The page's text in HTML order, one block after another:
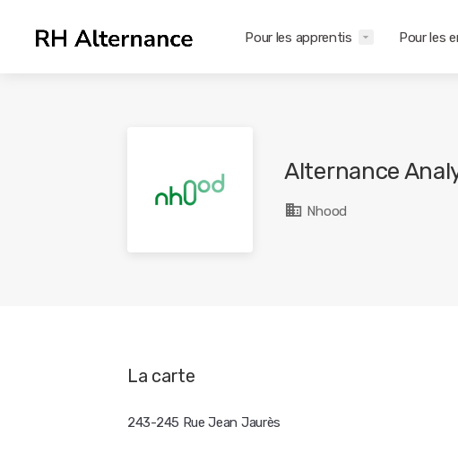
Pour les apprentis Pour les
Alternance
Nhood
La carte
243-245 Rue Jean Jaurès